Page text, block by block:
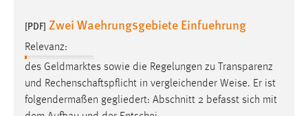
[PDF] Zwei Waehrungsgebiete Einfuehrung
Relevanz:
des Geldmarktes sowie die Regelungen zu Transparenz
und Rechenschaftspflicht in vergleichender Weise. Er ist
folgendermaßen gegliedert: Abschnitt 2 befasst sich mit